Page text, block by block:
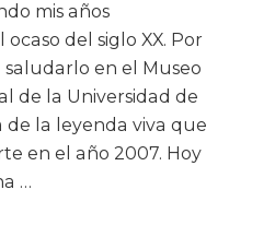
mis años
del siglo XX. Por
en el Museo
de la Universidad de
de la leyenda viva que
en el año 2007. Hoy
…